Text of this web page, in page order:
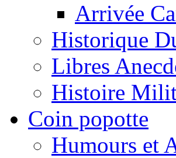
Arrivée
Historique
Libres
Histoire
Coin popotte
Humours et